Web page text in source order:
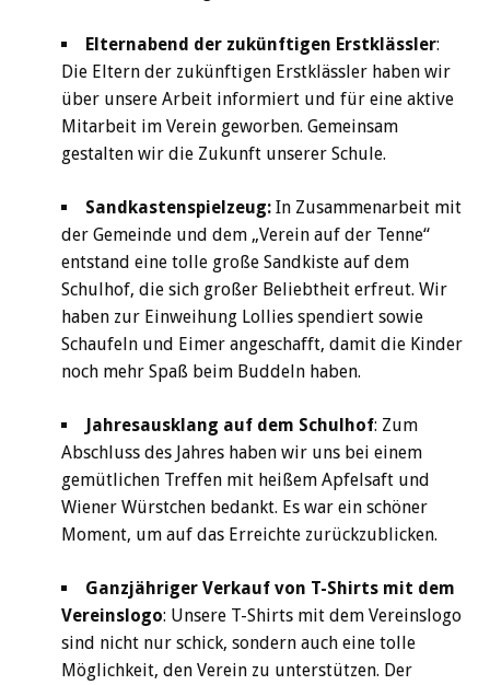
Elternabend der zukünftigen Erstklässler:
Die Eltern der zukünftigen Erstklässler haben wir
über unsere Arbeit informiert und für eine aktive
Mitarbeit im Verein geworben. Gemeinsam
gestalten wir die Zukunft unserer Schule.
Sandkastenspielzeug: In Zusammenarbeit mit
der Gemeinde und dem „Verein auf der Tenne“
entstand eine tolle große Sandkiste auf dem
Schulhof, die sich großer Beliebtheit erfreut. Wir
haben zur Einweihung Lollies spendiert sowie
Schaufeln und Eimer angeschafft, damit die Kinder
noch mehr Spaß beim Buddeln haben.
Jahresausklang auf dem Schulhof: Zum
Abschluss des Jahres haben wir uns bei einem
gemütlichen Treffen mit heißem Apfelsaft und
Wiener Würstchen bedankt. Es war ein schöner
Moment, um auf das Erreichte zurückzublicken.
Ganzjähriger Verkauf von T-Shirts mit dem
Vereinslogo: Unsere T-Shirts mit dem Vereinslogo
sind nicht nur schick, sondern auch eine tolle
Möglichkeit, den Verein zu unterstützen. Der